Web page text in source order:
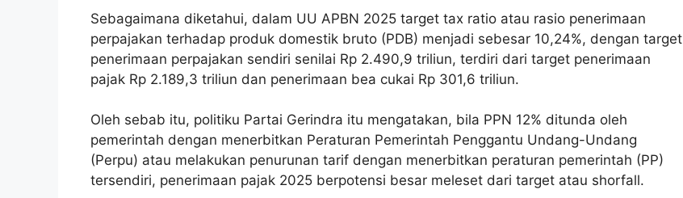
Sebagaimana diketahui, dalam UU APBN 2025 target tax ratio atau rasio penerimaan
perpajakan terhadap produk domestik bruto (PDB) menjadi sebesar 10,24%, dengan target
penerimaan perpajakan sendiri senilai Rp 2.490,9 triliun, terdiri dari target penerimaan
pajak Rp 2.189,3 triliun dan penerimaan bea cukai Rp 301,6 triliun.
Oleh sebab itu, politiku Partai Gerindra itu mengatakan, bila PPN 12% ditunda oleh
pemerintah dengan menerbitkan Peraturan Pemerintah Penggantu Undang-Undang
(Perpu) atau melakukan penurunan tarif dengan menerbitkan peraturan pemerintah (PP)
tersendiri, penerimaan pajak 2025 berpotensi besar meleset dari target atau shorfall.